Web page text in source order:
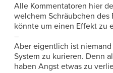
Alle Kommentatoren hier
welchem Schräubchen des
könnte um einen Effekt zu
–
Aber eigentlich ist
System zu kurieren. Denn
haben Angst etwas zu